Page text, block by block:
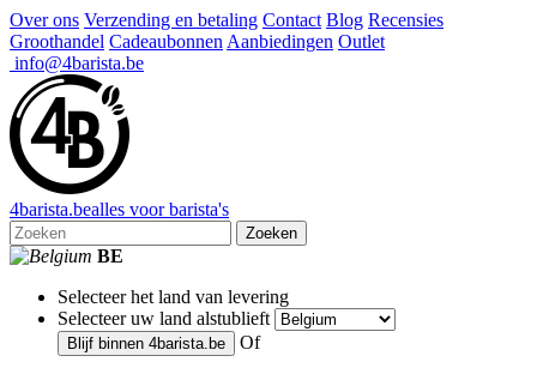
Over ons Verzending en betaling Contact Blog Recensies
Groothandel Cadeaubonnen Aanbiedingen Outlet
info@4barista.be
4barista.bealles voor barista's
Zoeken
BE
Selecteer het land van levering
Selecteer uw land alstublieft
Blijf binnen 4barista.be Of